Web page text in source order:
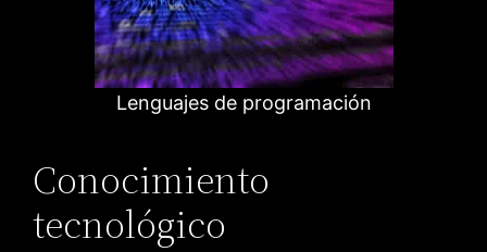
Lenguajes de programación
Conocimiento
tecnológico